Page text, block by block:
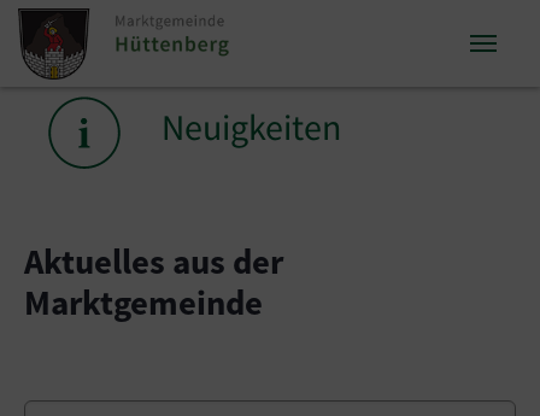
Zum Inhalt springen
Zum Seitenende springen
Sie sind hier: Neuigkeiten
Aktuelles aus der
Marktgemeinde